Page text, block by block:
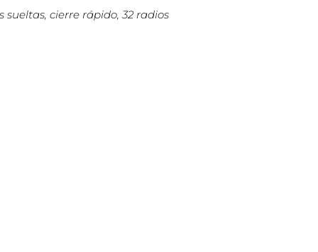
cierre rápido, 32 radios